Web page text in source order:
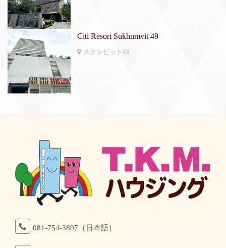
Citi Resort Sukhumvit 49
スクンビット49
081-754-3807（日本語）